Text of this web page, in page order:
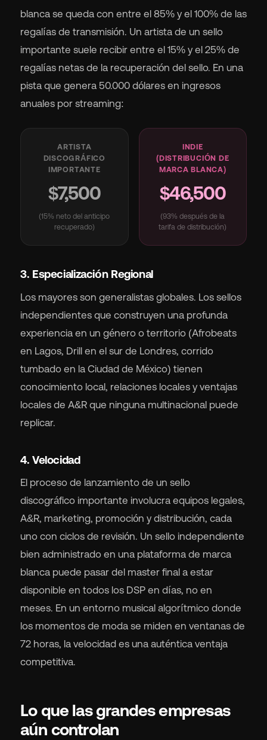
blanca se queda con entre el 85% y el 100% de las
regalías de transmisión. Un artista de un sello
importante suele recibir entre el 15% y el 25% de
regalías netas de la recuperación del sello. En una
pista que genera 50.000 dólares en ingresos
anuales por streaming:
ARTISTA
DISCOGRÁFICO
IMPORTANTE
$7,500
(15% neto del anticipo
recuperado)
INDIE
(DISTRIBUCIÓN DE
MARCA BLANCA)
$46,500
(93% después de la
tarifa de distribución)
3. Especialización Regional
Los mayores son generalistas globales. Los sellos
independientes que construyen una profunda
experiencia en un género o territorio (Afrobeats
en Lagos, Drill en el sur de Londres, corrido
tumbado en la Ciudad de México) tienen
conocimiento local, relaciones locales y ventajas
locales de A&R que ninguna multinacional puede
replicar.
4. Velocidad
El proceso de lanzamiento de un sello
discográfico importante involucra equipos legales,
A&R, marketing, promoción y distribución, cada
uno con ciclos de revisión. Un sello independiente
bien administrado en una plataforma de marca
blanca puede pasar del master final a estar
disponible en todos los DSP en días, no en
meses. En un entorno musical algorítmico donde
los momentos de moda se miden en ventanas de
72 horas, la velocidad es una auténtica ventaja
competitiva.
Lo que las grandes empresas
aún controlan